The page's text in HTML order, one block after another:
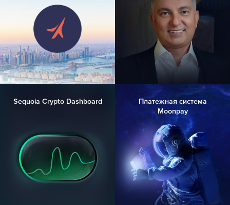
Sequoia Crypto Dashboard
Платежная система
Moonpay